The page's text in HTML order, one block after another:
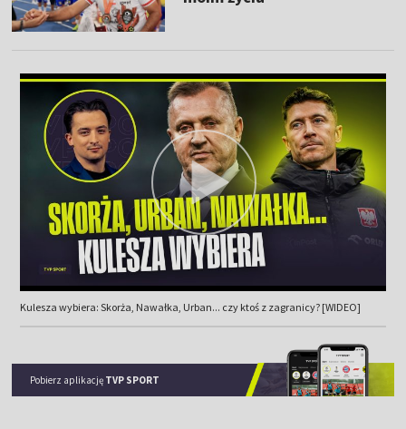
Kulesza wybiera: Skorża, Nawałka, Urban... czy ktoś z zagranicy? [WIDEO]
Pobierz aplikację TVP SPORT